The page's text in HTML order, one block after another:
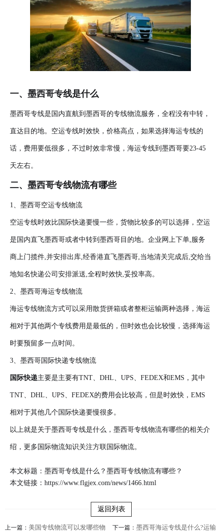
一、墨西哥专线是什么
墨西哥专线是国内直航到墨西哥的专线物流服务，全程没有中转，
直达目的地。空运专线时效快，价格高点，如果选择海运专线的
话，费用要低很多，不过时效非常慢，海运专线到墨西哥要23-45
天左右。
二、墨西哥专线物流有哪些
1、墨西哥空运专线物流
空运专线时效比国际快递要慢一些，货物比较多的可以选择，空运
是国内直飞墨西哥或者中转到墨西哥目的地。企业网上下单,服务
商上门揽件,并安排出库,经香港直飞墨西哥,当地清关完成后,交给当
地知名快递公司安排派送,全程时效快,妥投率高。
2、墨西哥海运专线物流
海运专线物流方式可以采用散货拼箱或者整柜运输两种选择，海运
相对于其他两个专线费用是最低的，但时效也会比较慢，选择海运
时要预留多一点时间。
3、墨西哥国际快递专线物流
国际快递主要是主要有TNT、DHL、UPS、FEDEX和EMS，其中
TNT、DHL、UPS、FEDEX的费用会比较高，但是时效快，EMS
相对于其他几个国际快递要慢很多。
以上就是关于墨西哥专线是什么，墨西哥专线物流有哪些的相关介
绍，更多国际物流知识关注方联国际物流。
本文标题：墨西哥专线是什么？墨西哥专线物流有哪些？
本文链接： https://www.flgjex.com/news/1466.html
返回列表
上一篇： 美国专线物流可以发哪些物 下一篇： 墨西哥海运专线是什么?运输